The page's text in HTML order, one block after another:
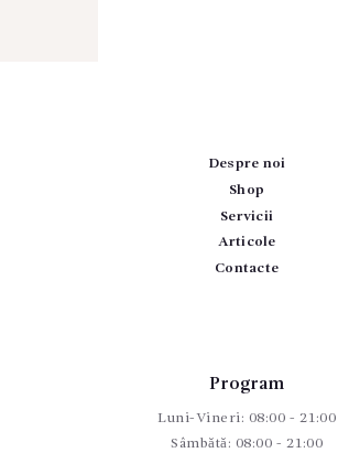
Despre noi
Shop
Servicii
Articole
Contacte
Program
Luni-Vineri: 08:00 - 21:00
Sâmbătă: 08:00 - 21:00